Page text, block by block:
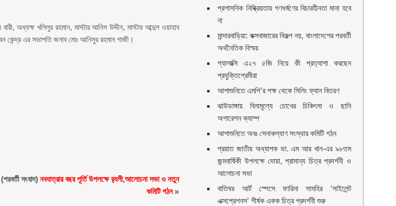
অধ্যক্ষ খলিলুর রহমান, মাস্টার আনিস উদ্দীন, মাস্টার আব্দুল ওয়াহাব
এর সভাপতি জনাব মোঃ আনিসুর রহমান গাজী।
(পরবর্তী সংবাদ)নবযাত্রার বছর পূর্তি উপলক্ষে র‌্যলী,আলোচনা সভা ও নতুন
কমিটি গঠন»
প্রশাসনিক নিষ্ক্রিয়তায় গণধর্ষণের বিচারহীনতা মানা হবে
না
মান্দারবাড়িয়া: কক্সবাজারের বিকল্প নয়, বাংলাদেশের পরবর্তী
অর্থনৈতিক বিস্ময়
গ্যালাক্সি এ২৭ ৫জি নিয়ে কী প্রত্যাশা করছেন
প্রযুক্তিপ্রেমীরা
আশাশুনিতে এমপি’র পক্ষ থেকে সিলিং ফ্যান বিতরণ
ঝাউডাঙ্গায় বিনামূল্যে চোখের চিকিৎসা ও ছানি
অপারেশন ক্যাম্প
আশাশুনিতে অবঃ সেনাকল্যাণ সংস্থার কমিটি গঠন
প্রয়াত জাতীয় অধ্যাপক ডা. এম আর খান-এর ৯৮তম
জন্মবার্ষিকী উপলক্ষে দোয়া, প্রামান্য চিত্র প্রদর্শনী ও
আলোচনা সভা
বাতিঘর আর্ট স্পেসে ফারিনা সামহির ‘সাইলেন্ট
এক্সপ্রেশনস’ শীর্ষক একক চিত্র প্রদর্শনী শুরু